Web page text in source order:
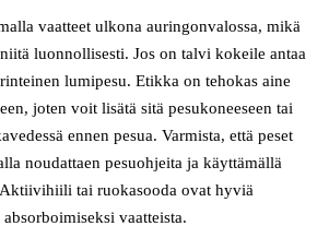
vaatteet ulkona auringonvalossa, mikä
luonnollisesti. Jos on talvi kokeile antaa
lumipesu. Etikka on tehokas aine
joten voit lisätä sitä pesukoneeseen tai
ennen pesua. Varmista, että peset
noudattaen pesuohjeita ja käyttämällä
tai ruokasooda ovat hyviä
vaatteista.